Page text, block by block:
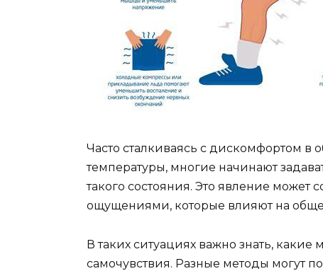
Часто сталкиваясь с дискомфортом
температуры, многие начинают
такого состояния. Это явление
ощущениями, которые влияют на
В таких ситуациях важно знать,
самочувствия. Разные методы могут